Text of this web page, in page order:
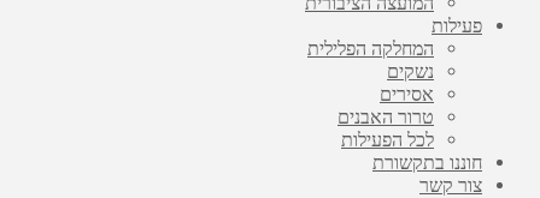
פעילות
המחלקה הפלילית
נשקים
אסירים
טרור האבנים
לכל הפעילות
חוננו בתקשורת
צור קשר